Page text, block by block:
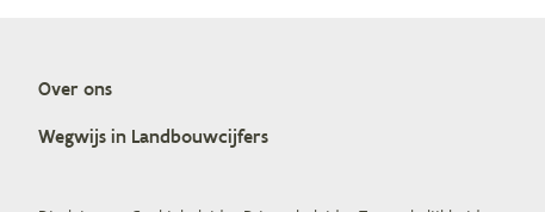
Doormat
Over ons
Weg­wijs in Landbouwcijfers